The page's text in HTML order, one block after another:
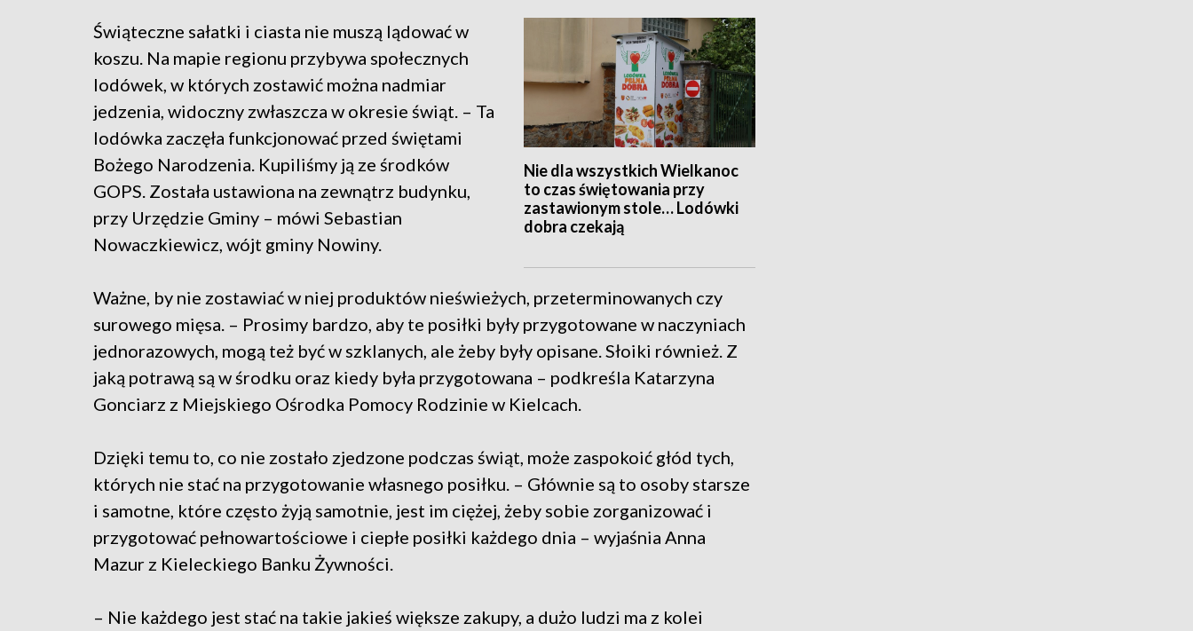
Nie dla wszystkich Wielkanoc
to czas świętowania przy
zastawionym stole… Lodówki
dobra czekają
Świąteczne sałatki i ciasta nie muszą lądować w
koszu. Na mapie regionu przybywa społecznych
lodówek, w których zostawić można nadmiar
jedzenia, widoczny zwłaszcza w okresie świąt. – Ta
lodówka zaczęła funkcjonować przed świętami
Bożego Narodzenia. Kupiliśmy ją ze środków
GOPS. Została ustawiona na zewnątrz budynku,
przy Urzędzie Gminy – mówi Sebastian
Nowaczkiewicz, wójt gminy Nowiny.
Ważne, by nie zostawiać w niej produktów nieświeżych, przeterminowanych czy
surowego mięsa. – Prosimy bardzo, aby te posiłki były przygotowane w naczyniach
jednorazowych, mogą też być w szklanych, ale żeby były opisane. Słoiki również. Z
jaką potrawą są w środku oraz kiedy była przygotowana – podkreśla Katarzyna
Gonciarz z Miejskiego Ośrodka Pomocy Rodzinie w Kielcach.
Dzięki temu to, co nie zostało zjedzone podczas świąt, może zaspokoić głód tych,
których nie stać na przygotowanie własnego posiłku. – Głównie są to osoby starsze
i samotne, które często żyją samotnie, jest im ciężej, żeby sobie zorganizować i
przygotować pełnowartościowe i ciepłe posiłki każdego dnia – wyjaśnia Anna
Mazur z Kieleckiego Banku Żywności.
– Nie każdego jest stać na takie jakieś większe zakupy, a dużo ludzi ma z kolei